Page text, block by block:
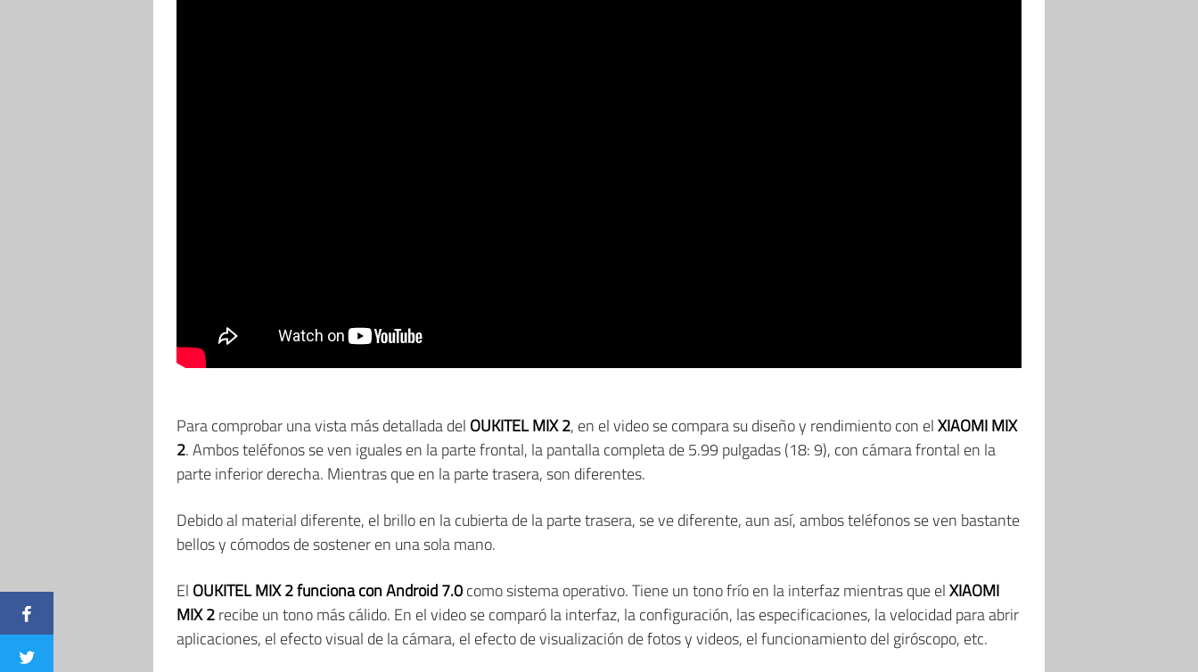
Para comprobar una vista más detallada del OUKITEL MIX 2, en el video se compara su diseño y rendimiento con elXIAOMI MIX
2. Ambos teléfonos se ven iguales en la parte frontal, la pantalla completa de 5.99 pulgadas (18: 9), con cámara frontal en la
parte inferior derecha. Mientras que en la parte trasera, son diferentes.
Debido al material diferente, el brillo en la cubierta de la parte trasera, se ve diferente, aun así, ambos teléfonos se ven bastante
bellos y cómodos de sostener en una sola mano.
El OUKITEL MIX 2 funciona con Android 7.0como sistema operativo. Tiene un tono frío en la interfaz mientras que elXIAOMI
MIX 2recibe un tono más cálido. En el video se comparó la interfaz, la configuración, las especificaciones, la velocidad para abrir
aplicaciones, el efecto visual de la cámara, el efecto de visualización de fotos y videos, el funcionamiento del giróscopo, etc.